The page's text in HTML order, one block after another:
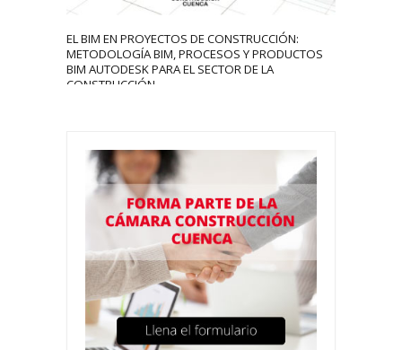
EL BIM EN PROYECTOS DE CONSTRUCCIÓN:
METODOLOGÍA BIM, PROCESOS Y PRODUCTOS
BIM AUTODESK PARA EL SECTOR DE LA
CONSTRUCCIÓN.